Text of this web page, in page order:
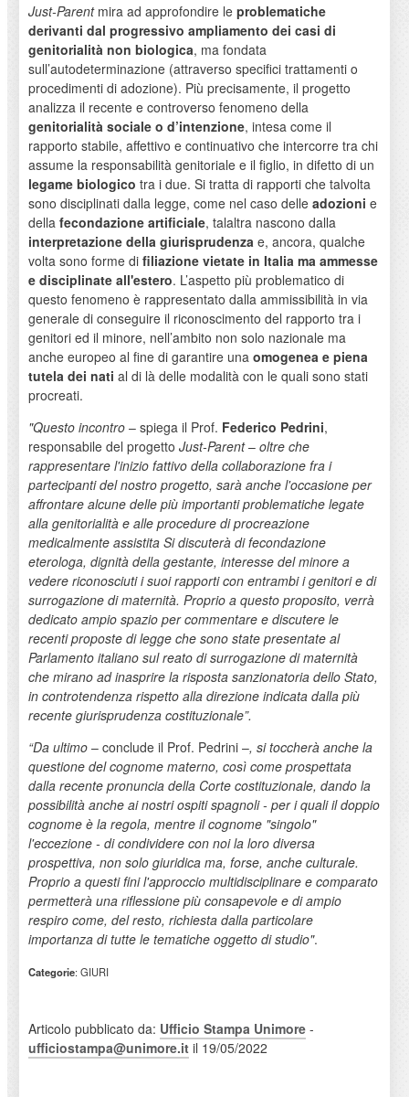
Just-Parentmira ad approfondire le problematiche
derivanti dal progressivo ampliamento dei casi di
genitorialità non biologica, ma fondata
sull’autodeterminazione (attraverso specifici trattamenti o
procedimenti di adozione). Più precisamente, il progetto
analizza il recente e controverso fenomeno della
genitorialità sociale o d’intenzione, intesa come il
rapporto stabile, affettivo e continuativo che intercorre tra chi
assume la responsabilità genitoriale e il figlio, in difetto di un
legame biologico tra i due. Si tratta di rapporti che talvolta
sono disciplinati dalla legge, come nel caso delle adozioni e
della fecondazione artificiale, talaltra nascono dalla
interpretazione della giurisprudenza e, ancora, qualche
volta sono forme di filiazione vietate in Italia ma ammesse
e disciplinate all'estero. L’aspetto più problematico di
questo fenomeno è rappresentato dalla ammissibilità in via
generale di conseguire il riconoscimento del rapporto tra i
genitori ed il minore, nell’ambito non solo nazionale ma
anche europeo al fine di garantire una omogenea e piena
tutela dei nati al di là delle modalità con le quali sono stati
procreati.
"Questo incontro – spiega il Prof. Federico Pedrini,
responsabile del progetto Just-Parent– oltre che
rappresentare l'inizio fattivo della collaborazione fra i
partecipanti del nostro progetto, sarà anche l'occasione per
affrontare alcune delle più importanti problematiche legate
alla genitorialità e alle procedure di procreazione
medicalmente assistita Si discuterà di fecondazione
eterologa, dignità della gestante, interesse del minore a
vedere riconosciuti i suoi rapporti con entrambi i genitori e di
surrogazione di maternità. Proprio a questo proposito, verrà
dedicato ampio spazio per commentare e discutere le
recenti proposte di legge che sono state presentate al
Parlamento italiano sul reato di surrogazione di maternità
che mirano ad inasprire la risposta sanzionatoria dello Stato,
in controtendenza rispetto alla direzione indicata dalla più
recente giurisprudenza costituzionale”.
“Da ultimo – conclude il Prof. Pedrini –, si toccherà anche la
questione del cognome materno, così come prospettata
dalla recente pronuncia della Corte costituzionale, dando la
possibilità anche ai nostri ospiti spagnoli - per i quali il doppio
cognome è la regola, mentre il cognome "singolo"
l'eccezione - di condividere con noi la loro diversa
prospettiva, non solo giuridica ma, forse, anche culturale.
Proprio a questi fini l'approccio multidisciplinare e comparato
permetterà una riflessione più consapevole e di ampio
respiro come, del resto, richiesta dalla particolare
importanza di tutte le tematiche oggetto di studio".
Categorie: GIURI
Articolo pubblicato da: Ufficio Stampa Unimore-
ufficiostampa@unimore.itil 19/05/2022